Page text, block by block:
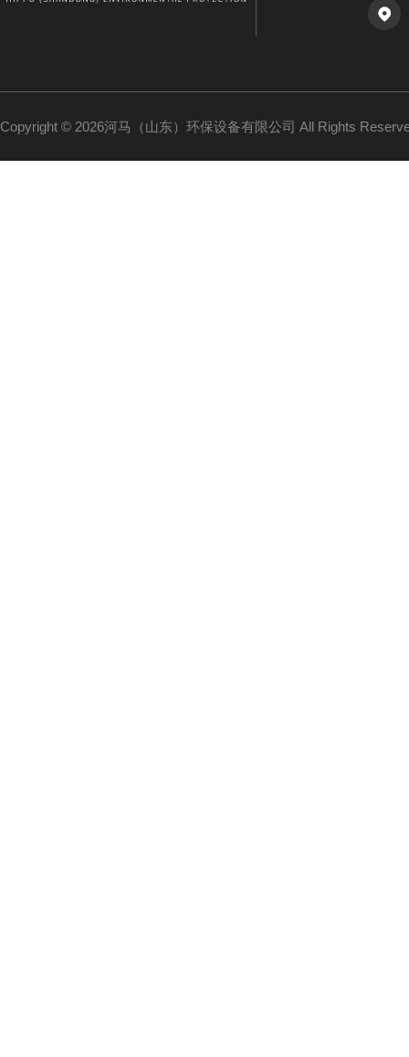
Copyright © 2026河马（山东）环保设备有限公司 All Rights